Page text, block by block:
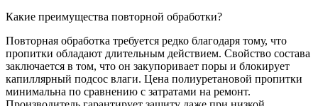
Какие преимущества повторной обработки?
Повторная обработка требуется редко благодаря тому, что
пропитки обладают длительным действием. Свойство состава
заключается в том, что он закупоривает поры и блокирует
капиллярный подсос влаги. Цена полиуретановой пропитки
минимальна по сравнению с затратами на ремонт.